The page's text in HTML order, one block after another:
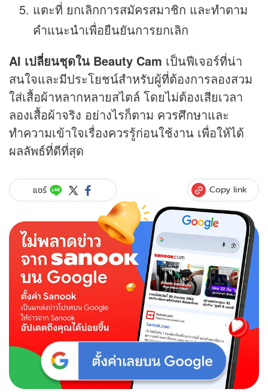
แตะที่ ยกเลิกการสมัครสมาชิก และทำตาม
คำแนะนำเพื่อยืนยันการยกเลิก
AI เปลี่ยนชุดใน Beauty Cam เป็นฟีเจอร์ที่น่า
สนใจและมีประโยชน์สำหรับผู้ที่ต้องการลองสวม
ใส่เสื้อผ้าหลากหลายสไตล์ โดยไม่ต้องเสียเวลา
ลองเสื้อผ้าจริง อย่างไรก็ตาม ควรศึกษาและ
ทำความเข้าใจเรื่องควรรู้ก่อนใช้งาน เพื่อให้ได้
ผลลัพธ์ที่ดีที่สุด
แชร์ Copy link